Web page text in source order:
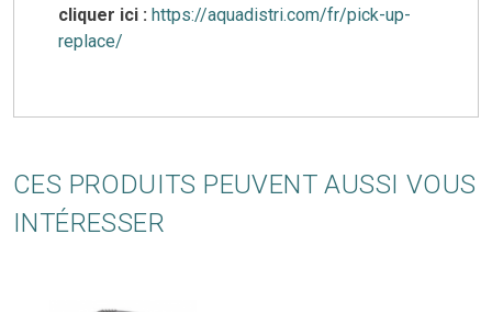
cliquer ici : https://aquadistri.com/fr/pick-up-
replace/
CES PRODUITS PEUVENT AUSSI VOUS
INTÉRESSER